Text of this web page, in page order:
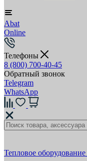
Abat
Online
Телефоны
8 (800) 700-40-45
Обратный звонок
Telegram
WhatsApp
Тепловое оборудование